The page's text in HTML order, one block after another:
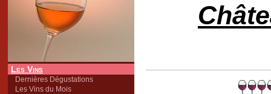
Les Vins
Dernières Dégustations
Les Vins du Mois